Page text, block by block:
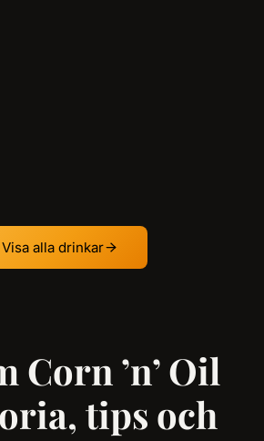
Visa alla drinkar
Corn ’n’ Oil
tips och